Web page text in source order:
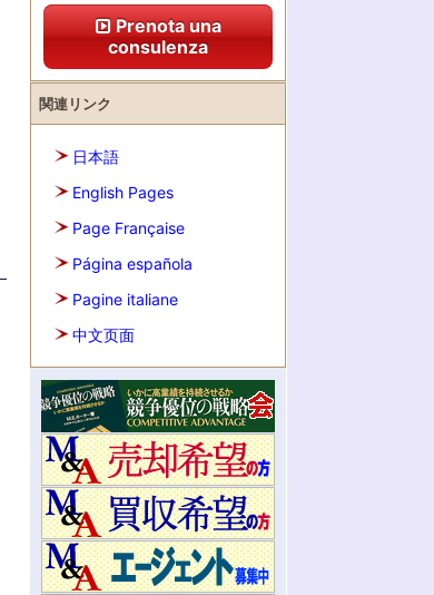
Prenota una
consulenza
関連リンク
日本語
English Pages
Page Française
Página española
Pagine italiane
中文页面